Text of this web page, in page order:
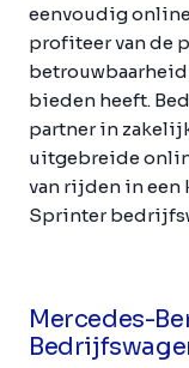
eenvoudig
profiteer van de
bieden heeft.
partner in
uitgebreide
van rijden in een
Sprinter
Mercedes-